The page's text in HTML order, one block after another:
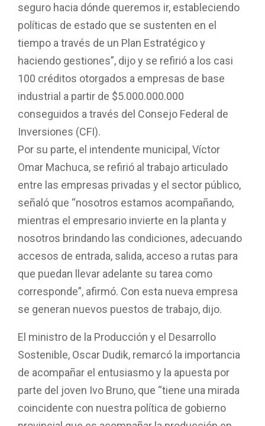
seguro hacia dónde queremos ir, estableciendo
políticas de estado que se sustenten en el
tiempo a través de un Plan Estratégico y
haciendo gestiones”, dijo y se refirió a los casi
100 créditos otorgados a empresas de base
industrial a partir de $5.000.000.000
conseguidos a través del Consejo Federal de
Inversiones (CFI).
Por su parte, el intendente municipal, Víctor
Omar Machuca, se refirió al trabajo articulado
entre las empresas privadas y el sector público,
señaló que “nosotros estamos acompañando,
mientras el empresario invierte en la planta y
nosotros brindando las condiciones, adecuando
accesos de entrada, salida, acceso a rutas para
que puedan llevar adelante su tarea como
corresponde”, afirmó. Con esta nueva empresa
se generan nuevos puestos de trabajo, dijo.
El ministro de la Producción y el Desarrollo
Sostenible, Oscar Dudik, remarcó la importancia
de acompañar el entusiasmo y la apuesta por
parte del joven Ivo Bruno, que “tiene una mirada
coincidente con nuestra política de gobierno